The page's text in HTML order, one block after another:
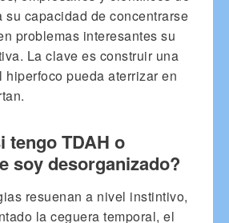
su capacidad de concentrarse
problemas interesantes su
La clave es construir una
hiperfoco pueda aterrizar en
tengo TDAH o
soy desorganizado?
resuenan a nivel instintivo,
la ceguera temporal, el